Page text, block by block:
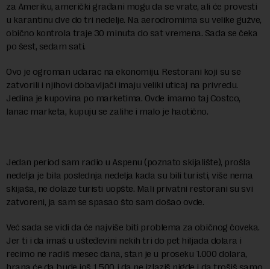
za Ameriku, američki građani mogu da se vrate, ali će provesti
u karantinu dve do tri nedelje. Na aerodromima su velike gužve,
obično kontrola traje 30 minuta do sat vremena. Sada se čeka
po šest, sedam sati.
Ovo je ogroman udarac na ekonomiju. Restorani koji su se
zatvorili i njihovi dobavljači imaju veliki uticaj na privredu.
Jedina je kupovina po marketima. Ovde imamo taj Costco,
lanac marketa, kupuju se zalihe i malo je haotično.
Jedan period sam radio u Aspenu (poznato skijalište), prošla
nedelja je bila poslednja nedelja kada su bili turisti, više nema
skijaša, ne dolaze turisti uopšte. Mali privatni restorani su svi
zatvoreni, ja sam se spasao što sam došao ovde.
Već sada se vidi da će najviše biti problema za običnog čoveka.
Jer ti i da imaš u ušteđevini nekih tri do pet hiljada dolara i
recimo ne radiš mesec dana, stan je u proseku 1.000 dolara,